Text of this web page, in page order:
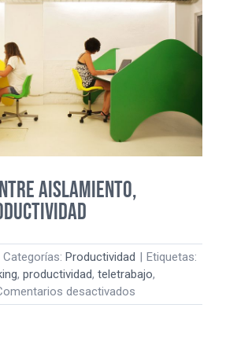
AISLAMIENTO,
Categorías: Productividad | Etiquetas:
, productividad, teletrabajo,
desactivados
LA